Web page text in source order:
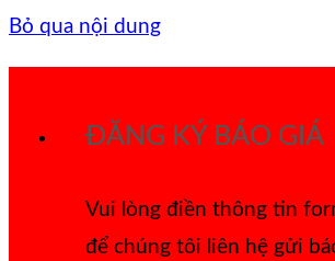
Bỏ qua nội dung
ĐĂNG KÝ BÁO GIÁ
Vui lòng điền thông tin
để chúng tôi liên hệ gửi